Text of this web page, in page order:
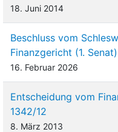
18. Juni 2014
Beschluss vom
Finanzgericht (1.
16. Februar 2026
Entscheidung vom
1342/12
8. März 2013